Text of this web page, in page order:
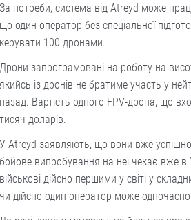
За потреби, система від Atreyd може
що один оператор без спеціальної
керувати 100 дронами.
Дрони запрограмовані на роботу на
якийсь із дронів не братиме участь у
назад. Вартість одного FPV-дрона, що
тисяч доларів.
У Atreyd заявляють, що вони вже
бойове випробування на неї чекає вже в
військові дійсно першими у світі у
чи дійсно один оператор може